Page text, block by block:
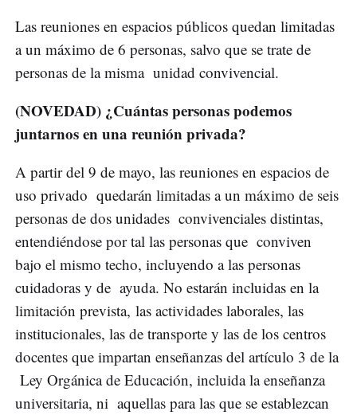
Las reuniones en espacios públicos quedan limitadas
a un máximo de 6 personas, salvo que se trate de
personas de la misma unidad convivencial.
(NOVEDAD) ¿Cuántas personas podemos
juntarnos en una reunión privada?
A partir del 9 de mayo, las reuniones en espacios de
uso privado quedarán limitadas a un máximo de seis
personas de dos unidades convivenciales distintas,
entendiéndose por tal las personas que conviven
bajo el mismo techo, incluyendo a las personas
cuidadoras y de ayuda. No estarán incluidas en la
limitación prevista, las actividades laborales, las
institucionales, las de transporte y las de los centros
docentes que impartan enseñanzas del artículo 3 de la
Ley Orgánica de Educación, incluida la enseñanza
universitaria, ni aquellas para las que se establezcan